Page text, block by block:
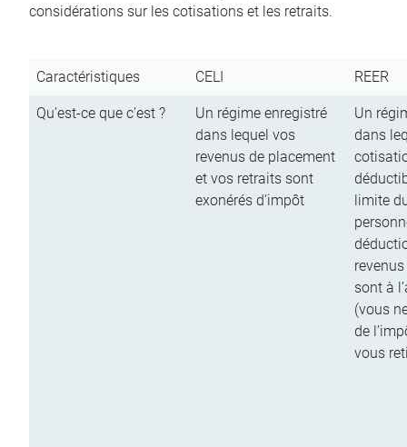
considérations sur les cotisations et les retraits.
Caractéristiques CELI REER
Qu’est-ce que c’est ?
Un régime enregistré
dans lequel vos
revenus de placement
et vos retraits sont
exonérés d’impôt
Un
dans
limite
sont à
(vous
de
vous